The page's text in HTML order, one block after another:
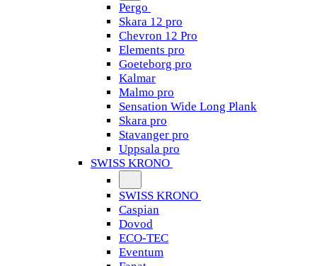
Pergo
Skara 12 pro
Chevron 12 Pro
Elements pro
Goeteborg pro
Kalmar
Malmo pro
Sensation Wide Long Plank
Skara pro
Stavanger pro
Uppsala pro
SWISS KRONO
SWISS KRONO
Caspian
Dovod
ECO-TEC
Eventum